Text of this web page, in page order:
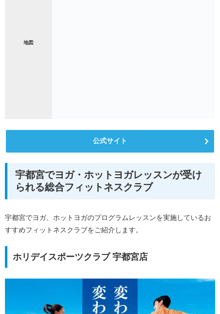
地図
公式サイト
宇都宮でヨガ・ホットヨガレッスンが受け
られる総合フィットネスクラブ
宇都宮でヨガ、ホットヨガのプログラムレッスンを実施しているお
すすめフィットネスクラブをご紹介します。
ホリデイスポーツクラブ 宇都宮店